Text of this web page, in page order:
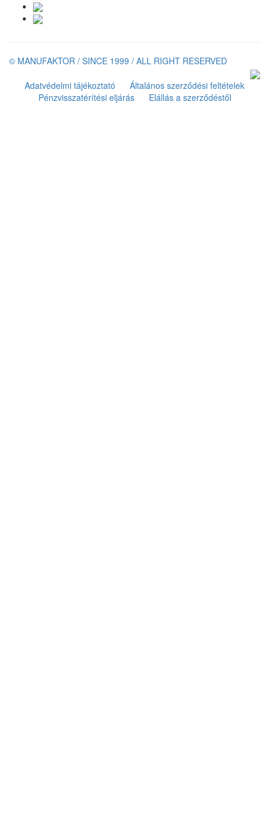
© MANUFAKTOR / SINCE 1999 / ALL RIGHT RESERVED
Adatvédelmi tájékoztató
Általános szerződési feltételek
Pénzvisszatérítési eljárás
Elállás a szerződéstől